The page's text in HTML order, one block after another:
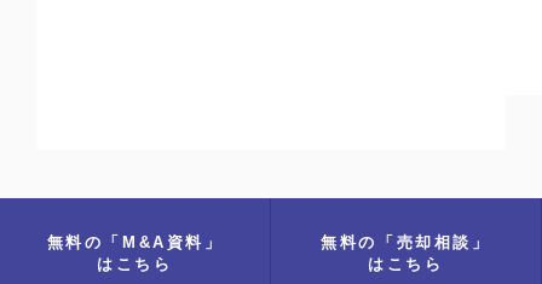
無料の「M&A資料」
はこちら
無料の「売却相談」
はこちら